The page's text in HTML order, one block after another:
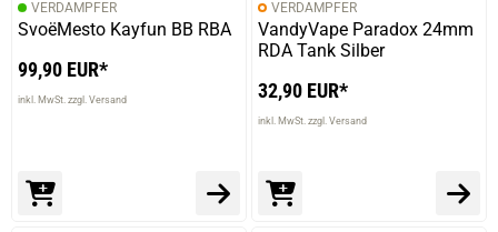
VERDAMPFER
SvoëMesto Kayfun BB RBA
99,90 EUR*
inkl. MwSt. zzgl. Versand
VERDAMPFER
VandyVape Paradox 24mm
RDA Tank Silber
32,90 EUR*
inkl. MwSt. zzgl. Versand